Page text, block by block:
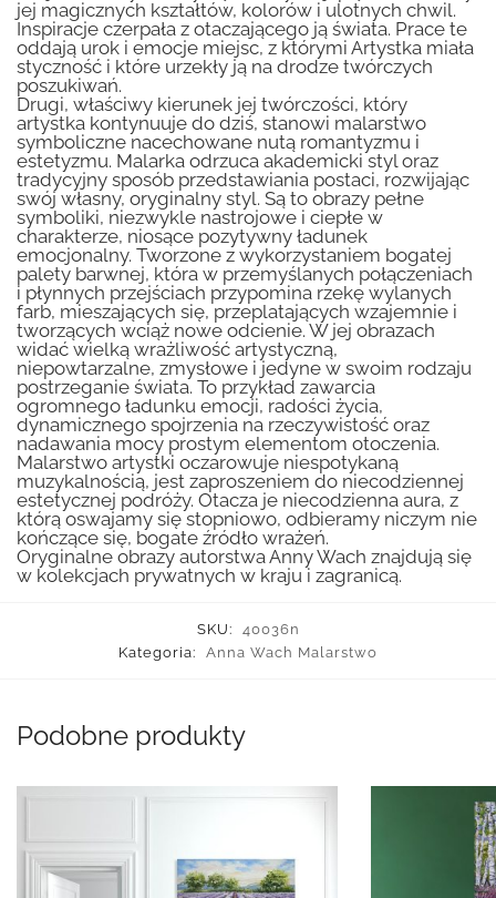
jej magicznych kształtów, kolorów i ulotnych chwil.
Inspiracje czerpała z otaczającego ją świata. Prace te
oddają urok i emocje miejsc, z którymi Artystka miała
styczność i które urzekły ją na drodze twórczych
poszukiwań.
Drugi, właściwy kierunek jej twórczości, który
artystka kontynuuje do dziś, stanowi malarstwo
symboliczne nacechowane nutą romantyzmu i
estetyzmu. Malarka odrzuca akademicki styl oraz
tradycyjny sposób przedstawiania postaci, rozwijając
swój własny, oryginalny styl. Są to obrazy pełne
symboliki, niezwykle nastrojowe i ciepłe w
charakterze, niosące pozytywny ładunek
emocjonalny. Tworzone z wykorzystaniem bogatej
palety barwnej, która w przemyślanych połączeniach
i płynnych przejściach przypomina rzekę wylanych
farb, mieszających się, przeplatających wzajemnie i
tworzących wciąż nowe odcienie. W jej obrazach
widać wielką wrażliwość artystyczną,
niepowtarzalne, zmysłowe i jedyne w swoim rodzaju
postrzeganie świata. To przykład zawarcia
ogromnego ładunku emocji, radości życia,
dynamicznego spojrzenia na rzeczywistość oraz
nadawania mocy prostym elementom otoczenia.
Malarstwo artystki oczarowuje niespotykaną
muzykalnością, jest zaproszeniem do niecodziennej
estetycznej podróży. Otacza je niecodzienna aura, z
którą oswajamy się stopniowo, odbieramy niczym nie
kończące się, bogate źródło wrażeń.
Oryginalne obrazy autorstwa Anny Wach znajdują się
w kolekcjach prywatnych w kraju i zagranicą.
SKU:
40036n
Kategoria:
Anna Wach Malarstwo
Podobne produkty